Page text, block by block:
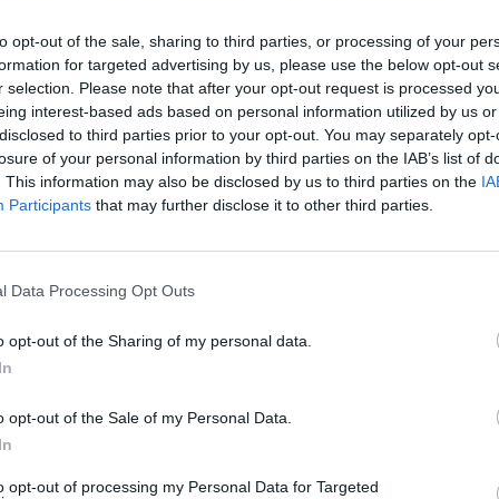
opt-out of the sale, sharing to third parties, or processing of your
for targeted advertising by us, please use the below opt-out
selection. Please note that after your opt-out request is processed
interest-based ads based on personal information utilized by us
to third parties prior to your opt-out. You may separately
of your personal information by third parties on the IAB’s list of
This information may also be disclosed by us to third parties on the
Participants that may further disclose it to other third parties.
Data Processing Opt Outs
opt-out of the Sharing of my personal data.
opt-out of the Sale of my Personal Data.
opt-out of processing my Personal Data for Targeted
Segons les dades de Mintel que ha difós
un 65% de la població britànica va consumir
un augment del 30% en comparació a l'any
l'olor i el gust de la carn a través de
va néixer amb l'objectiu de fer front al
sistema alimentari, fet pel qual ofereixen
en lloc d'animal.
preferida de Google de forma
d'actualitat